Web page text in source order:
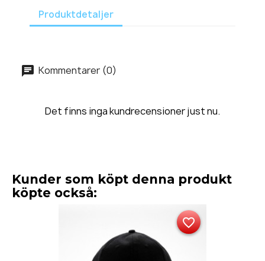
Produktdetaljer
Kommentarer (0)
Det finns inga kundrecensioner just nu.
Kunder som köpt denna produkt
köpte också:
favorite_border